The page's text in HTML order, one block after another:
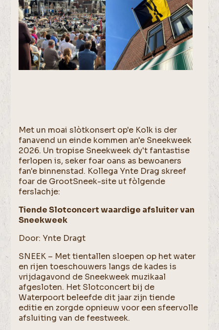
Met un moai slòtkonsert op'e Kolk is der
fanavend un einde kommen an'e Sneekweek
2026. Un tropise Sneekweek dy't fantastise
ferlopen is, seker foar oans as bewoaners
fan'e binnenstad. Kollega Ynte Drag skreef
foar de GrootSneek-site ut fòlgende
ferslachje:
Tiende Slotconcert waardige afsluiter van
Sneekweek
Door: Ynte Dragt
SNEEK – Met tientallen sloepen op het water
en rijen toeschouwers langs de kades is
vrijdagavond de Sneekweek muzikaal
afgesloten. Het Slotconcert bij de
Waterpoort beleefde dit jaar zijn tiende
editie en zorgde opnieuw voor een sfeervolle
afsluiting van de feestweek.